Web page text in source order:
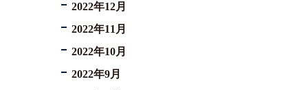
2022年12月
2022年11月
2022年10月
2022年9月